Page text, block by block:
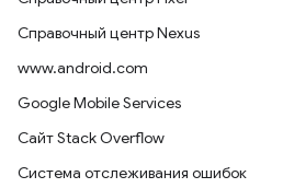
Справочный центр Nexus
www.android.com
Google Mobile Services
Сайт Stack Overflow
Система отслеживания ошибок